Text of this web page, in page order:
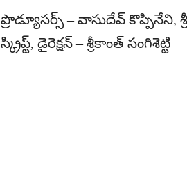
ప్రొడ్యూసర్స్ – వాసుదేవ్ కొప్పినేని,
స్క్రిప్ట్, డైరెక్షన్ – శ్రీకాంత్ సంగిశెట్టి